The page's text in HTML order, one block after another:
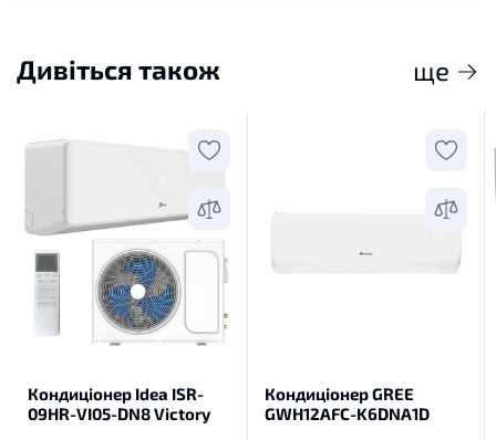
Дивіться також ще
Кондиціонер Idea ISR-
09HR-VI05-DN8 Victory
Кондиціонер GREE
GWH12AFC-K6DNA1D